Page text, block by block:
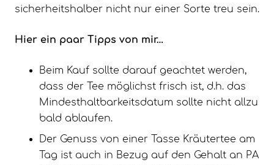
sicherheitshalber nicht nur einer Sorte treu sein.
Hier ein paar Tipps von mir…
Beim Kauf sollte darauf geachtet werden,
dass der Tee möglichst frisch ist, d.h. das
Mindesthaltbarkeitsdatum sollte nicht allzu
bald ablaufen.
Der Genuss von einer Tasse Kräutertee am
Tag ist auch in Bezug auf den Gehalt an PA